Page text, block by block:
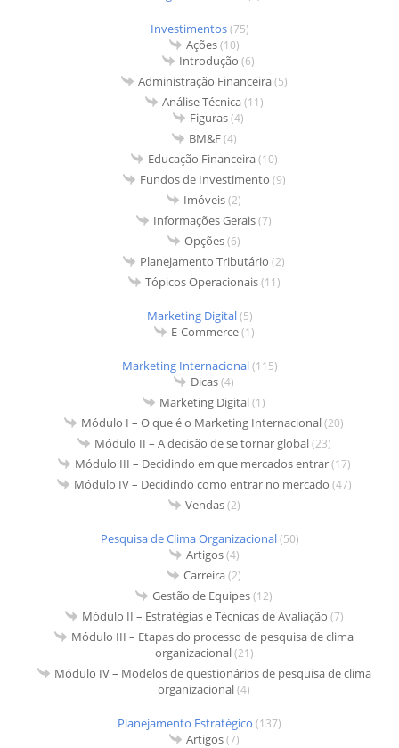
Investimentos(75)
Ações(10)
Introdução (6)
Administração Financeira(5)
Análise Técnica(11)
Figuras(4)
BM&F(4)
Educação Financeira(10)
Fundos de Investimento (9)
Imóveis(2)
Informações Gerais(7)
Opções(6)
Planejamento Tributário (2)
Tópicos Operacionais(11)
Marketing Digital(5)
E-Commerce(1)
Marketing Internacional(115)
Dicas(4)
Marketing Digital(1)
Módulo I – O que é o Marketing Internacional(20)
Módulo II – A decisão de se tornar global(23)
Módulo III – Decidindo em que mercados entrar(17)
Módulo IV – Decidindo como entrar no mercado (47)
Vendas(2)
Pesquisa de Clima Organizacional(50)
Artigos(4)
Carreira(2)
Gestão de Equipes(12)
Módulo II – Estratégias e Técnicas de Avaliação (7)
Módulo III – Etapas do processo de pesquisa de clima
organizacional(21)
Módulo IV – Modelos de questionários de pesquisa de clima
organizacional(4)
Planejamento Estratégico (137)
Artigos(7)